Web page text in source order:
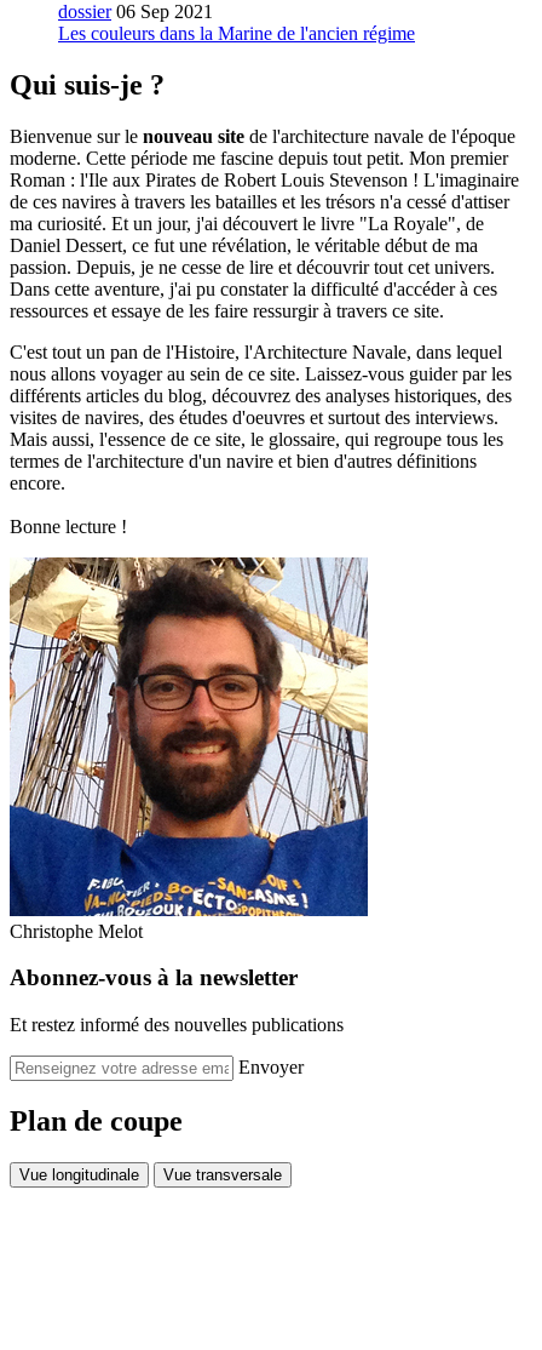
dossier 06 Sep 2021
Les couleurs dans la Marine de l'ancien régime
Qui suis-je ?
Bienvenue sur le nouveau site de l'architecture navale de l'époque
moderne. Cette période me fascine depuis tout petit. Mon premier
Roman : l'Ile aux Pirates de Robert Louis Stevenson ! L'imaginaire
de ces navires à travers les batailles et les trésors n'a cessé d'attiser
ma curiosité. Et un jour, j'ai découvert le livre "La Royale", de
Daniel Dessert, ce fut une révélation, le véritable début de ma
passion. Depuis, je ne cesse de lire et découvrir tout cet univers.
Dans cette aventure, j'ai pu constater la difficulté d'accéder à ces
ressources et essaye de les faire ressurgir à travers ce site.
C'est tout un pan de l'Histoire, l'Architecture Navale, dans lequel
nous allons voyager au sein de ce site. Laissez-vous guider par les
différents articles du blog, découvrez des analyses historiques, des
visites de navires, des études d'oeuvres et surtout des interviews.
Mais aussi, l'essence de ce site, le glossaire, qui regroupe tous les
termes de l'architecture d'un navire et bien d'autres définitions
encore.
Bonne lecture !
Christophe Melot
Abonnez-vous à la newsletter
Et restez informé des nouvelles publications
Envoyer
Plan de coupe
Vue longitudinale Vue transversale